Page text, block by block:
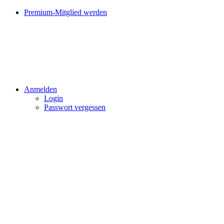
Premium-Mitglied werden
Anmelden
Login
Passwort vergessen